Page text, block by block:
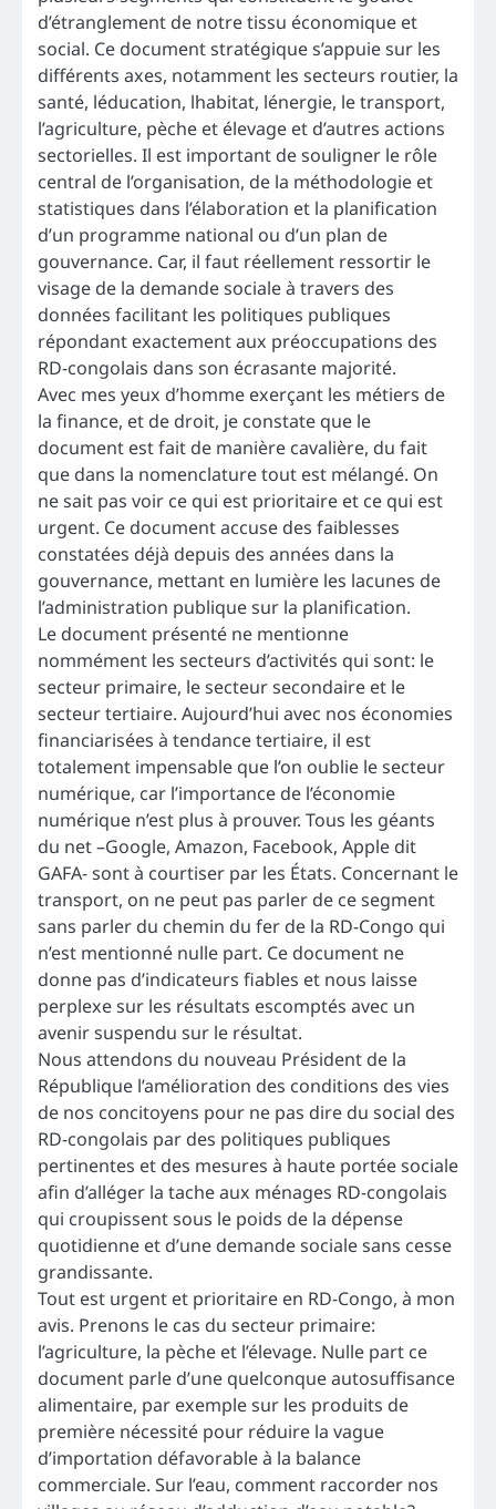
d’étranglement de notre tissu économique et
social. Ce document stratégique s’appuie sur les
différents axes, notamment les secteurs routier, la
santé, léducation, lhabitat, lénergie, le transport,
l’agriculture, pèche et élevage et d’autres actions
sectorielles. Il est important de souligner le rôle
central de l’organisation, de la méthodologie et
statistiques dans l’élaboration et la planification
d’un programme national ou d’un plan de
gouvernance. Car, il faut réellement ressortir le
visage de la demande sociale à travers des
données facilitant les politiques publiques
répondant exactement aux préoccupations des
RD-congolais dans son écrasante majorité.
Avec mes yeux d’homme exerçant les métiers de
la finance, et de droit, je constate que le
document est fait de manière cavalière, du fait
que dans la nomenclature tout est mélangé. On
ne sait pas voir ce qui est prioritaire et ce qui est
urgent. Ce document accuse des faiblesses
constatées déjà depuis des années dans la
gouvernance, mettant en lumière les lacunes de
l’administration publique sur la planification.
Le document présenté ne mentionne
nommément les secteurs d’activités qui sont: le
secteur primaire, le secteur secondaire et le
secteur tertiaire. Aujourd’hui avec nos économies
financiarisées à tendance tertiaire, il est
totalement impensable que l’on oublie le secteur
numérique, car l’importance de l’économie
numérique n’est plus à prouver. Tous les géants
du net –Google, Amazon, Facebook, Apple dit
GAFA- sont à courtiser par les États. Concernant le
transport, on ne peut pas parler de ce segment
sans parler du chemin du fer de la RD-Congo qui
n’est mentionné nulle part. Ce document ne
donne pas d’indicateurs fiables et nous laisse
perplexe sur les résultats escomptés avec un
avenir suspendu sur le résultat.
Nous attendons du nouveau Président de la
République l’amélioration des conditions des vies
de nos concitoyens pour ne pas dire du social des
RD-congolais par des politiques publiques
pertinentes et des mesures à haute portée sociale
afin d’alléger la tache aux ménages RD-congolais
qui croupissent sous le poids de la dépense
quotidienne et d’une demande sociale sans cesse
grandissante.
Tout est urgent et prioritaire en RD-Congo, à mon
avis. Prenons le cas du secteur primaire:
l’agriculture, la pèche et l’élevage. Nulle part ce
document parle d’une quelconque autosuffisance
alimentaire, par exemple sur les produits de
première nécessité pour réduire la vague
d’importation défavorable à la balance
commerciale. Sur l’eau, comment raccorder nos